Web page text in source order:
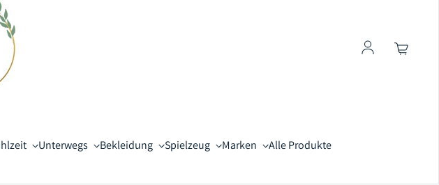
Einloggen
Unterwegs Bekleidung Spielzeug Marken Alle Produkte